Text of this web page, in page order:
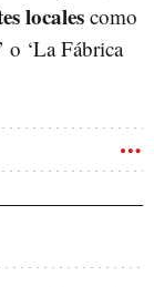
locales como
o ‘La Fábrica